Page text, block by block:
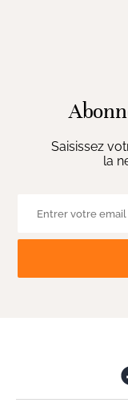
Saisissez
la